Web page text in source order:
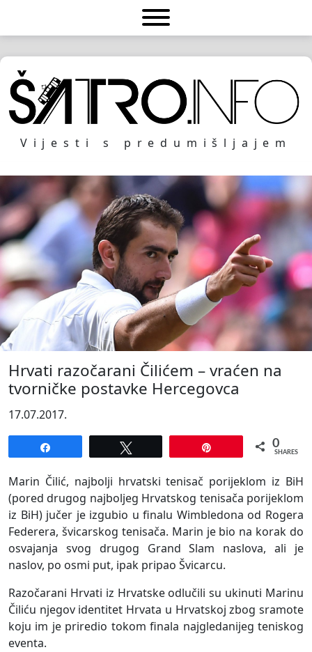
Vijesti s predumišljajem
Hrvati razočarani Čilićem – vraćen na
tvorničke postavke Hercegovca
17.07.2017.
0
SHARES
Marin Čilić, najbolji hrvatski tenisač porijeklom iz BiH
(pored drugog najboljeg Hrvatskog tenisača porijeklom
iz BiH) jučer je izgubio u finalu Wimbledona od Rogera
Federera, švicarskog tenisača. Marin je bio na korak do
osvajanja svog drugog Grand Slam naslova, ali je
naslov, po osmi put, ipak pripao Švicarcu.
Razočarani Hrvati iz Hrvatske odlučili su ukinuti Marinu
Čiliću njegov identitet Hrvata u Hrvatskoj zbog sramote
koju im je priredio tokom finala najgledanijeg teniskog
eventa.